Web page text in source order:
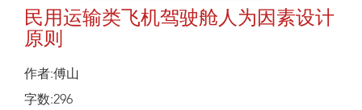
民用运输类飞机驾驶舱人为因素设计
原则
作者:傅山
字数:296